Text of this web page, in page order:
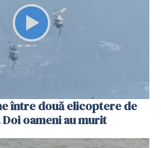
între două elicoptere de
oameni au murit